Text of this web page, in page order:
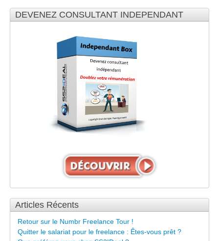
DEVENEZ CONSULTANT INDEPENDANT
Articles Récents
Retour sur le Numbr Freelance Tour !
Quitter le salariat pour le freelance : Êtes-vous prêt ?